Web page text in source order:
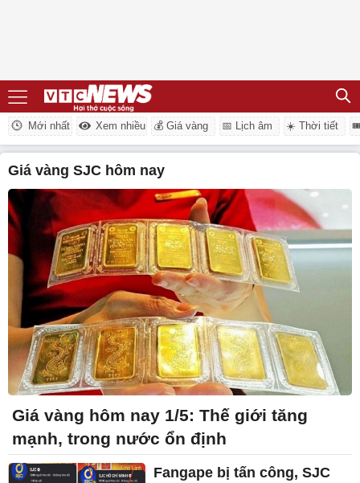
Mới nhất Xem nhiều 💰 Giá vàng 📅 Lịch âm ☀️ Thời tiết
giá vàng SJC hôm nay
Giá vàng hôm nay 1/5: Thế giới tăng
mạnh, trong nước ổn định
Fangape bị tấn công, SJC